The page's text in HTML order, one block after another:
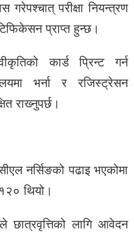
गरेपश्चात् परीक्षा नियन्त्रण
प्राप्त हुन्छ।
कार्ड प्रिन्ट गर्न
भर्ना र रजिस्ट्रेसन
राख्‍नुपर्छ।
नर्सिङको पढाइ भएकोमा
थियो।
लागि आवेदन